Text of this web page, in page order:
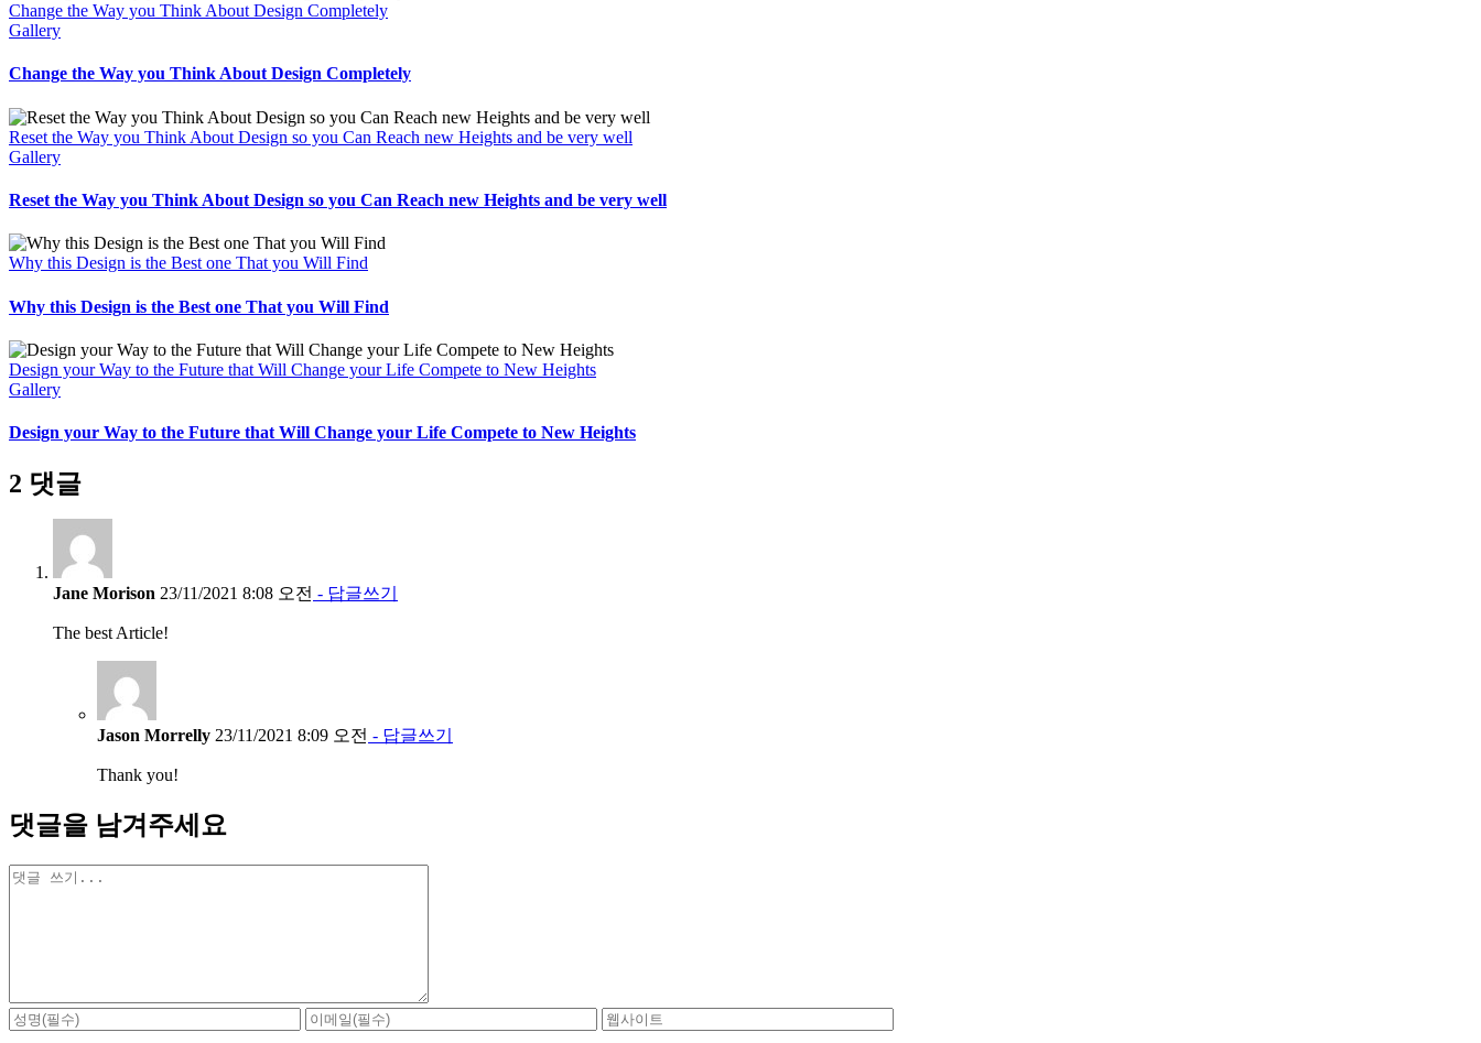
Change the Way you Think About Design Completely
Gallery
Change the Way you Think About Design Completely
Reset the Way you Think About Design so you Can Reach new Heights and be very well
Gallery
Reset the Way you Think About Design so you Can Reach new Heights and be very well
Why this Design is the Best one That you Will Find
Why this Design is the Best one That you Will Find
Design your Way to the Future that Will Change your Life Compete to New Heights
Gallery
Design your Way to the Future that Will Change your Life Compete to New Heights
2 댓글
Jane Morison 23/11/2021 8:08 오전 - 답글쓰기
The best Article!
Jason Morrelly 23/11/2021 8:09 오전 - 답글쓰기
Thank you!
댓글을 남겨주세요
댓